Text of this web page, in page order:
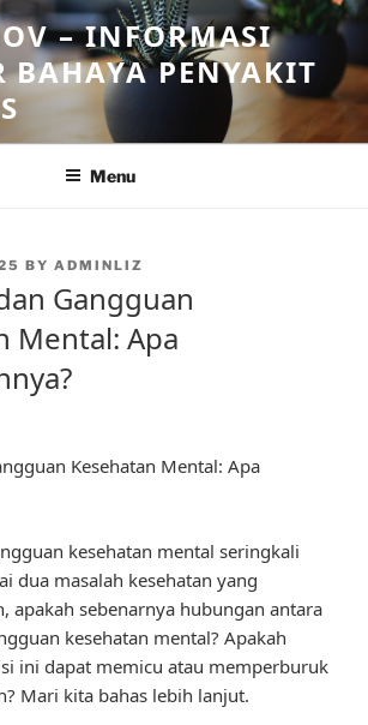
– INFORMASI
BAHAYA PENYAKIT
Menu
BY ADMINLIZ
Gangguan
Mental: Apa
Kesehatan Mental: Apa
kesehatan mental seringkali
dua masalah kesehatan yang
apakah sebenarnya hubungan antara
kesehatan mental? Apakah
ini dapat memicu atau memperburuk
Mari kita bahas lebih lanjut.